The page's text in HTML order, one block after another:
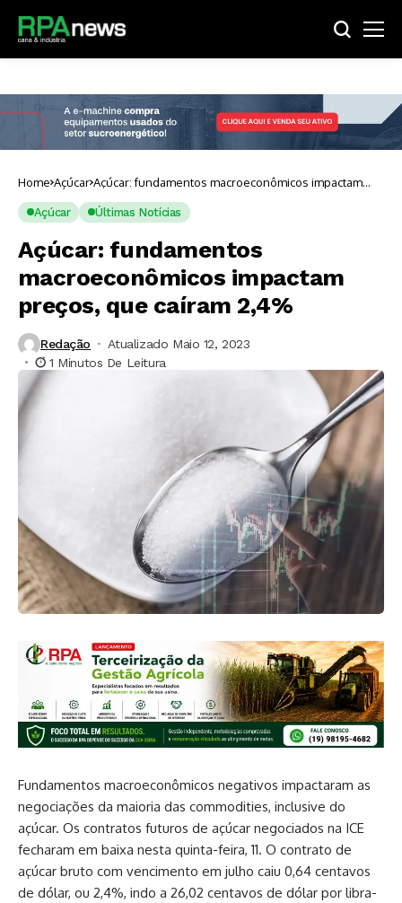
Home Açúcar Açúcar: fundamentos macroeconômicos impactam
preços, que caíram 2,4%
Açúcar Últimas Notícias
Açúcar: fundamentos
macroeconômicos impactam
preços, que caíram 2,4%
Redação
Atualizado Maio 12, 2023
1 Minutos De Leitura
Fundamentos macroeconômicos negativos impactaram as
negociações da maioria das commodities, inclusive do
açúcar. Os contratos futuros de açúcar negociados na ICE
fecharam em baixa nesta quinta-feira, 11. O contrato de
açúcar bruto com vencimento em julho caiu 0,64 centavos
de dólar, ou 2,4%, indo a 26,02 centavos de dólar por libra-